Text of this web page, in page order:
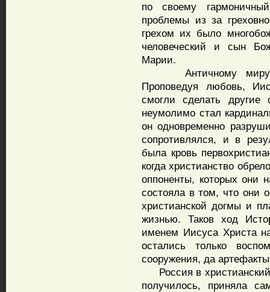
по своему
проблемы из за
грехом их было
человеческий и сын
Марии.
Античному миру
Проповедуя любовь,
смогли сделать
неумолимо стал
он одновременно
сопротивлялся, и в
была кровь
когда христианство
оппоненты, которых они
состояла в том, что они
христианской догмы и
жизнью. Таков ход
именем Иисуса Христа
остались только
сооружения, да
Россия в
получилось, приняла